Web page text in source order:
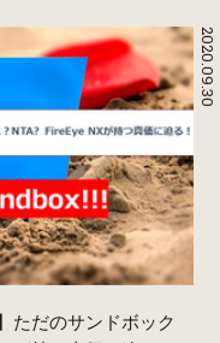
2020.09.30
ただのサンドボック